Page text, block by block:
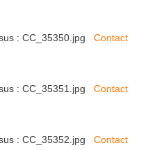
: CC_35350.jpg Contact
: CC_35351.jpg Contact
: CC_35352.jpg Contact